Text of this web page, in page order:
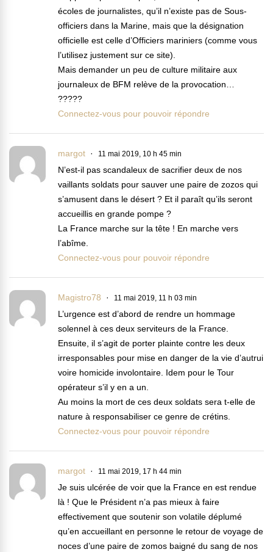
écoles de journalistes, qu’il n’existe pas de Sous-
officiers dans la Marine, mais que la désignation
officielle est celle d’Officiers mariniers (comme vous
l’utilisez justement sur ce site).
Mais demander un peu de culture militaire aux
journaleux de BFM relève de la provocation…
?????
Connectez-vous pour pouvoir répondre
margot 11 mai 2019, 10 h 45 min
N’est-il pas scandaleux de sacrifier deux de nos
vaillants soldats pour sauver une paire de zozos qui
s’amusent dans le désert ? Et il paraît qu’ils seront
accueillis en grande pompe ?
La France marche sur la tête ! En marche vers
l’abîme.
Connectez-vous pour pouvoir répondre
Magistro78 11 mai 2019, 11 h 03 min
L’urgence est d’abord de rendre un hommage
solennel à ces deux serviteurs de la France.
Ensuite, il s’agit de porter plainte contre les deux
irresponsables pour mise en danger de la vie d’autrui
voire homicide involontaire. Idem pour le Tour
opérateur s’il y en a un.
Au moins la mort de ces deux soldats sera t-elle de
nature à responsabiliser ce genre de crétins.
Connectez-vous pour pouvoir répondre
margot 11 mai 2019, 17 h 44 min
Je suis ulcérée de voir que la France en est rendue
là ! Que le Président n’a pas mieux à faire
effectivement que soutenir son volatile déplumé
qu’en accueillant en personne le retour de voyage de
noces d’une paire de zomos baigné du sang de nos